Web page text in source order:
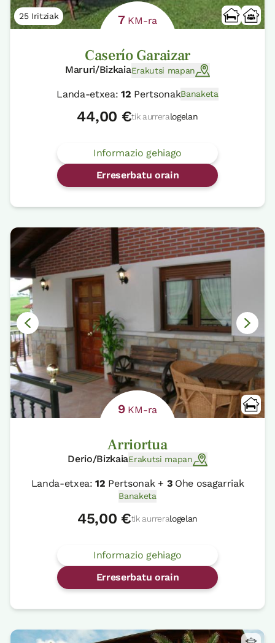
25 Iritziak 7KM-ra
Caserío Garaizar
Maruri/BizkaiaErakutsi mapan
Landa-etxea:12 PertsonakBanaketa
44,00 €tik aurreralogelan
Informazio gehiago
Erreserbatu orain
9KM-ra
Arriortua
Derio/BizkaiaErakutsi mapan
Landa-etxea:12 Pertsonak + 3Ohe osagarriak
Banaketa
45,00 €tik aurreralogelan
Informazio gehiago
Erreserbatu orain